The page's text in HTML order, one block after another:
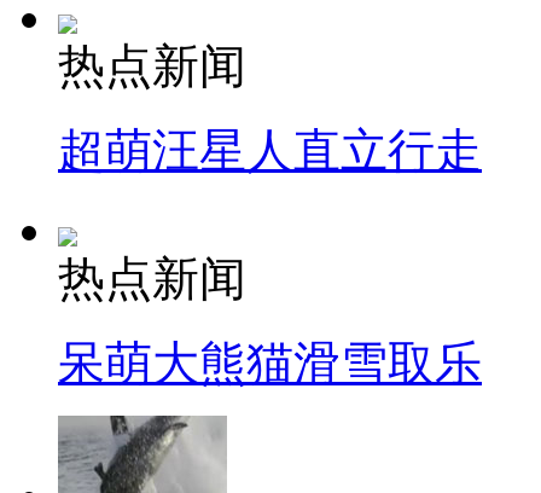
热点新闻
超萌汪星人直立行走
热点新闻
呆萌大熊猫滑雪取乐